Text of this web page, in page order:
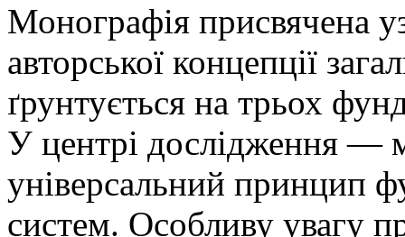
Монографія присвячена
авторської концепції
ґрунтується на трьох
У центрі дослідження —
універсальний принцип
систем. Особливу увагу